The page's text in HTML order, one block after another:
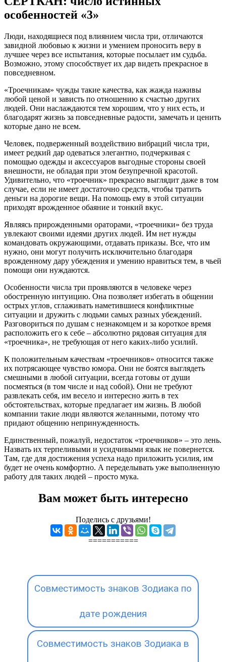
особенностей «3»
Люди, находящиеся под влиянием числа три, отличаются
завидной любовью к жизни и умением проносить веру в
лучшее через все испытания, которые посылает им судьба.
Возможно, этому способствует их дар видеть прекрасное в
повседневном.
«Троечникам» чужды такие качества, как жажда наживы
любой ценой и зависть по отношению к счастью других
людей. Они наслаждаются тем хорошим, что у них есть, и
благодарят жизнь за повседневные радости, замечать и ценить
которые дано не всем.
Человек, подверженный воздействию вибраций числа три,
имеет редкий дар одеваться элегантно, подчеркивая с
помощью одежды и аксессуаров выгодные стороны своей
внешности, не обладая при этом безупречной красотой.
Удивительно, что «троечник» прекрасно выглядит даже в том
случае, если не имеет достаточно средств, чтобы тратить
деньги на дорогие вещи. На помощь ему в этой ситуации
приходят врожденное обаяние и тонкий вкус.
Являясь прирожденными ораторами, «троечники» без труда
увлекают своими идеями других людей. Им нет нужды
командовать окружающими, отдавать приказы. Все, что им
нужно, они могут получить исключительно благодаря
врожденному дару убеждения и умению нравиться тем, в чьей
помощи они нуждаются.
Особенности числа три проявляются в человеке через
обостренную интуицию. Она позволяет избегать в общении
острых углов, сглаживать наметившиеся конфликтные
ситуации и дружить с людьми самых разных убеждений.
Разговориться по душам с незнакомцем и за короткое время
расположить его к себе – абсолютно рядовая ситуация для
«троечника», не требующая от него каких-либо усилий.
К положительным качествам «троечников» относится также
их потрясающее чувство юмора. Они не боятся выглядеть
смешными в любой ситуации, всегда готовы от души
посмеяться (в том числе и над собой). Они не требуют
развлекать себя, им весело и интересно жить в тех
обстоятельствах, которые предлагает им жизнь. В любой
компании такие люди являются желанными, потому что
придают общению непринужденность.
Единственный, пожалуй, недостаток «троечников» – это лень.
Назвать их терпеливыми и усидчивыми язык не повернется.
Там, где для достижения успеха надо приложить усилия, им
будет не очень комфортно. А переделывать уже выполненную
работу для таких людей – просто мука.
Вам может быть интересно
Поделись с друзьями!
===========
Совместимость знаков Зодиака по
дате рождения
Совместимость знаков Зодиака в